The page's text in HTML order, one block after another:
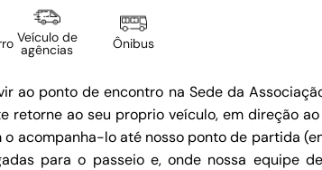
Veículo de
agências Ônibus
ao ponto de encontro na Sede da
retorne ao seu proprio veículo, em direção
acompanha-lo até nosso ponto de partida
para o passeio e, onde nossa equipe